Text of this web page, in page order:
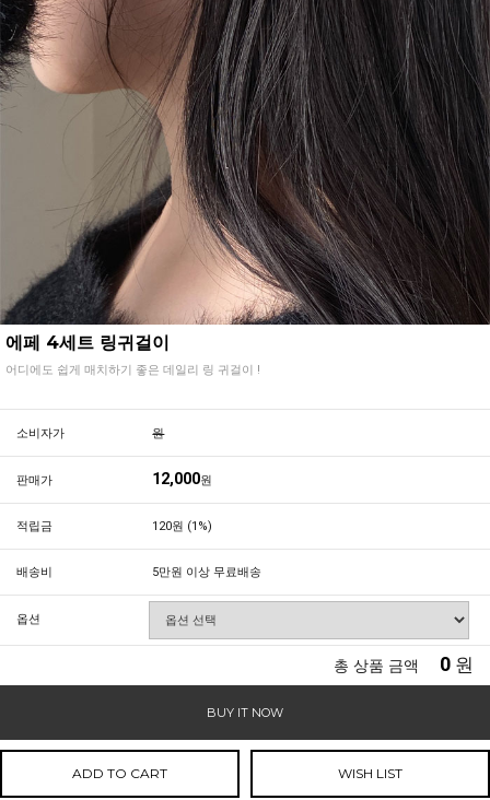
에페 4세트 링귀걸이
어디에도 쉽게 매치하기 좋은 데일리 링 귀걸이 !
소비자가 원
판매가 12,000원
적립금 120원 (1%)
배송비 5만원 이상 무료배송
옵션
총 상품 금액 0 원
BUY IT NOW
ADD TO CART WISH LIST